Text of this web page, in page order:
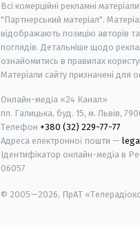
Всі комерційні рекламні
"Партнерський матеріал".
відображають позицію авторів
поглядів. Детальніше щодо
ознайомитись в правилах
Матеріали сайту призначені для
Онлайн-медіа «24 Канал»
пл. Галицька, буд. 15, м. Львів,
Телефон +380 (32) 229-77-77
Адреса електронної пошти —
Ідентифікатор онлайн-медіа в
06057
© 2005—2026, ПрАТ